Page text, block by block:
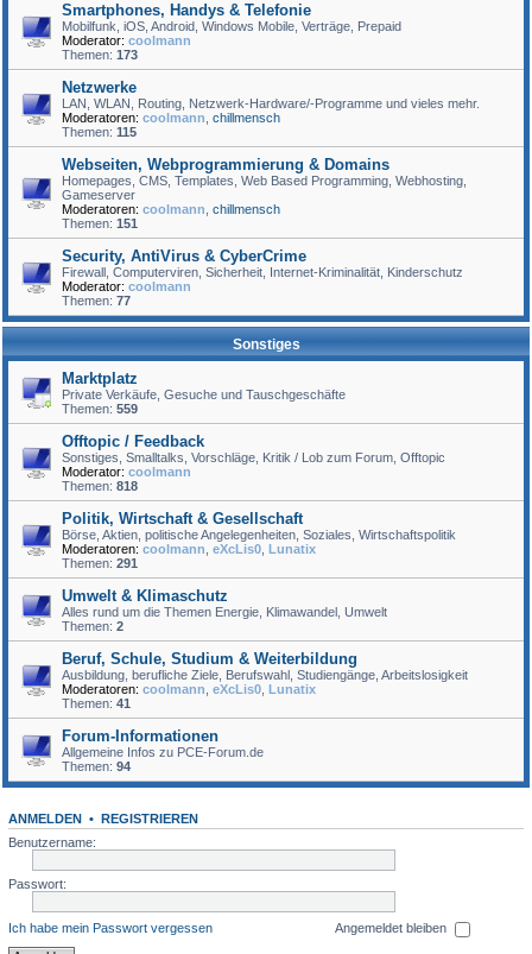
Smartphones, Handys & Telefonie
Mobilfunk, iOS, Android, Windows Mobile, Verträge, Prepaid
Moderator: coolmann
Themen: 173
Netzwerke
LAN, WLAN, Routing, Netzwerk-Hardware/-Programme und vieles mehr.
Moderatoren: coolmann chillmensch
Themen: 115
Webseiten, Webprogrammierung & Domains
Homepages, CMS, Templates, Web Based Programming, Webhosting,
Gameserver
Moderatoren: coolmann chillmensch
Themen: 151
Security, AntiVirus & CyberCrime
Firewall, Computerviren, Sicherheit, Internet-Kriminalität, Kinderschutz
Moderator: coolmann
Themen: 77
Sonstiges
Marktplatz
Private Verkäufe, Gesuche und Tauschgeschäfte
Themen: 559
Offtopic / Feedback
Sonstiges, Smalltalks, Vorschläge, Kritik / Lob zum Forum, Offtopic
Moderator: coolmann
Themen: 818
Politik, Wirtschaft & Gesellschaft
Börse, Aktien, politische Angelegenheiten, Soziales, Wirtschaftspolitik
Moderatoren: coolmann eXcLis0 Lunatix
Themen: 291
Umwelt & Klimaschutz
Alles rund um die Themen Energie, Klimawandel, Umwelt
Themen: 2
Beruf, Schule, Studium & Weiterbildung
Ausbildung, berufliche Ziele, Berufswahl, Studiengänge, Arbeitslosigkeit
Moderatoren: coolmann eXcLis0 Lunatix
Themen: 41
Forum-Informationen
Allgemeine Infos zu PCE-Forum.de
Themen: 94
ANMELDEN • REGISTRIEREN
Benutzername:
Passwort:
Ich habe mein Passwort vergessen Angemeldet bleiben